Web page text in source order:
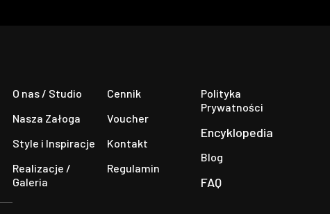
O nas / Studio
Nasza Załoga
Style i Inspiracje
Realizacje /
Galeria
Cennik
Voucher
Kontakt
Regulamin
Polityka
Prywatności
Encyklopedia
Blog
FAQ